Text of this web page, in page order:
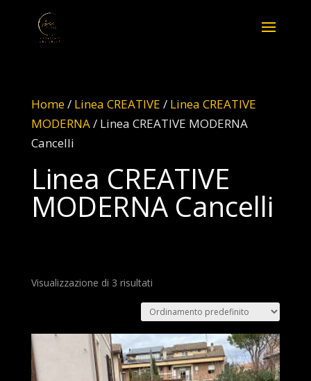
Home/ Linea CREATIVE / Linea CREATIVE
MODERNA/ Linea CREATIVE MODERNA
Cancelli
Linea CREATIVE
MODERNA Cancelli
Visualizzazione di 3 risultati